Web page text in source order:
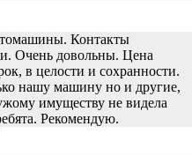
Контакты
Очень довольны. Цена
в целости и сохранности.
нашу машину но и другие,
имуществу не видела
Рекомендую.